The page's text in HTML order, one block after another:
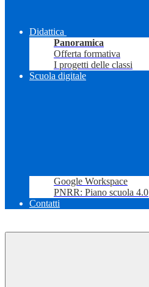
Didattica
Panoramica
Offerta formativa
I progetti delle classi
Scuola digitale
Google Workspace
PNRR: Piano scuola 4.0
Contatti